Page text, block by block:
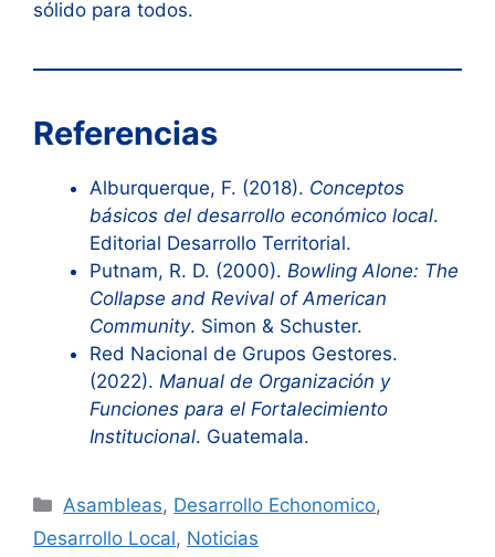
sólido para todos.
Referencias
Alburquerque, F. (2018). Conceptos
básicos del desarrollo económico local.
Editorial Desarrollo Territorial.
Putnam, R. D. (2000). Bowling Alone: The
Collapse and Revival of American
Community. Simon & Schuster.
Red Nacional de Grupos Gestores.
(2022). Manual de Organización y
Funciones para el Fortalecimiento
Institucional. Guatemala.
Categorías
Asambleas, Desarrollo Echonomico,
Desarrollo Local, Noticias